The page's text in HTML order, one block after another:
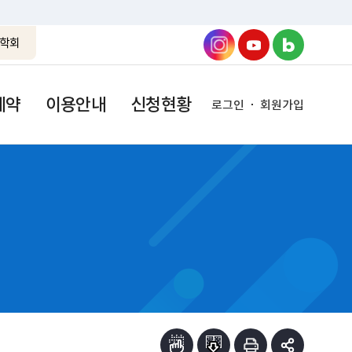
회
약 이용안내 신청현황 로그인 회원가입